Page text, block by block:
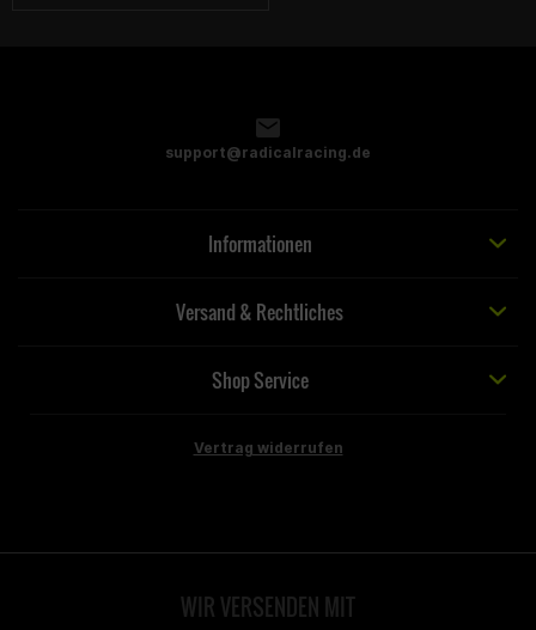
support@radicalracing.de
Informationen
Versand & Rechtliches
Shop Service
Vertrag widerrufen
WIR VERSENDEN MIT